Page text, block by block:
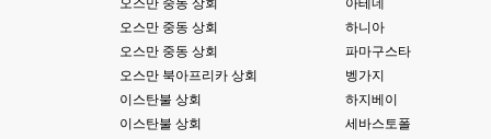
오스만 중동 상회
아테네
오스만 중동 상회
하니아
오스만 중동 상회
파마구스타
오스만 북아프리카 상회
벵가지
이스탄불 상회
하지베이
이스탄불 상회
세바스토폴
문뜩 라이믹스가있는데 내가왜 뻘짓중이지 하면서 집어치운 ..;
8버전 공유하시는 분이 계셨는데